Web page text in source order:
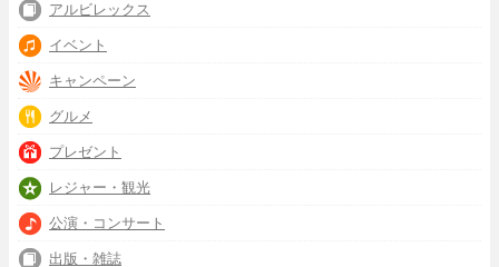
アルビレックス
イベント
キャンペーン
グルメ
プレゼント
レジャー・観光
公演・コンサート
出版・雑誌